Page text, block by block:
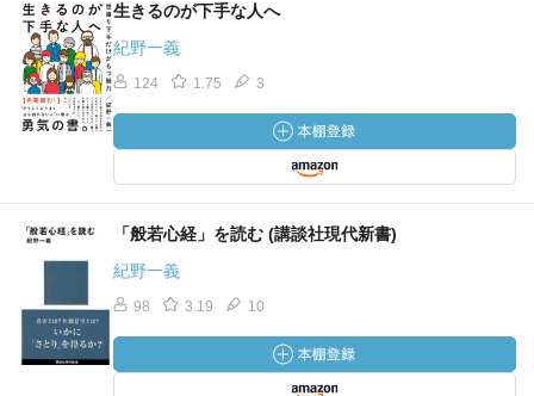
生きるのが下手な人へ
紀野一義
124 1.75 3
「般若心経」を読む (講談社現代新書)
紀野一義
98 3.19 10